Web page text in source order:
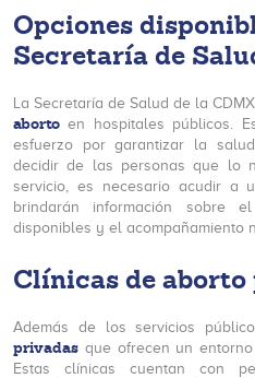
Opciones
Secretaría de
La Secretaría de Salud de la
aborto en hospitales públicos.
esfuerzo por garantizar la
decidir de las personas que lo
servicio, es necesario acudir a
brindarán información sobre
disponibles y el acompañamiento
Clínicas de
Además de los servicios
privadas que ofrecen un
Estas clínicas cuentan con